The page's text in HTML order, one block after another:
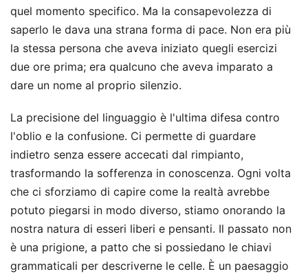
quel momento specifico. Ma la consapevolezza di
saperlo le dava una strana forma di pace. Non era più
la stessa persona che aveva iniziato quegli esercizi
due ore prima; era qualcuno che aveva imparato a
dare un nome al proprio silenzio.
La precisione del linguaggio è l'ultima difesa contro
l'oblio e la confusione. Ci permette di guardare
indietro senza essere accecati dal rimpianto,
trasformando la sofferenza in conoscenza. Ogni volta
che ci sforziamo di capire come la realtà avrebbe
potuto piegarsi in modo diverso, stiamo onorando la
nostra natura di esseri liberi e pensanti. Il passato non
è una prigione, a patto che si possiedano le chiavi
grammaticali per descriverne le celle. È un paesaggio